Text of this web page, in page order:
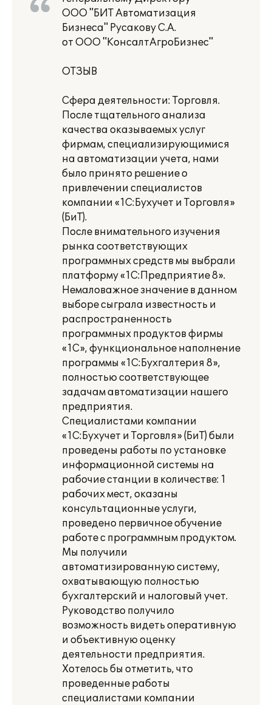
ООО "БИТ Автоматизация
Бизнеса" Русакову С.А.
от ООО "КонсалтАгроБизнес"
ОТЗЫВ
Сфера деятельности: Торговля.
После тщательного анализа
качества оказываемых услуг
фирмам, специализирующимися
на автоматизации учета, нами
было принято решение о
привлечении специалистов
компании «1С:Бухучет и Торговля»
(БиТ).
После внимательного изучения
рынка соответствующих
программных средств мы выбрали
платформу «1С:Предприятие 8».
Немаловажное значение в данном
выборе сыграла известность и
распространенность
программных продуктов фирмы
«1С», функциональное наполнение
программы «1С:Бухгалтерия 8»,
полностью соответствующее
задачам автоматизации нашего
предприятия.
Специалистами компании
«1С:Бухучет и Торговля» (БиТ) были
проведены работы по установке
информационной системы на
рабочие станции в количестве: 1
рабочих мест, оказаны
консультационные услуги,
проведено первичное обучение
работе с программным продуктом.
Мы получили
автоматизированную систему,
охватывающую полностью
бухгалтерский и налоговый учет.
Руководство получило
возможность видеть оперативную
и объективную оценку
деятельности предприятия.
Хотелось бы отметить, что
проведенные работы
специалистами компании